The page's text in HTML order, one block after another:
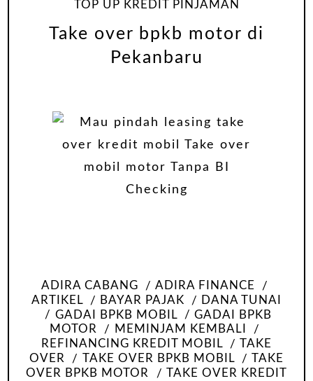
TOP UP KREDIT PINJAMAN
Take over bpkb motor di
Pekanbaru
ADIRA CABANG
ADIRA FINANCE
ARTIKEL
BAYAR PAJAK
DANA TUNAI
GADAI BPKB MOBIL
GADAI BPKB
MOTOR
MEMINJAM KEMBALI
REFINANCING KREDIT MOBIL
TAKE
OVER
TAKE OVER BPKB MOBIL
TAKE
OVER BPKB MOTOR
TAKE OVER KREDIT